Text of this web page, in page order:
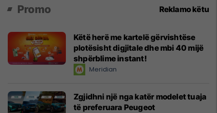
Promo Reklamo këtu
Këtë herë me kartelë gërvishtëse
plotësisht digjitale dhe mbi 40 mijë
shpërblime instant!
Meridian
Zgjidhni një nga katër modelet tuaja
të preferuara Peugeot